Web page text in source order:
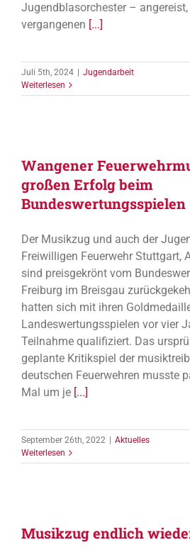
Jugendblasorchester –
vergangenen [...]
Juli 5th, 2024
Jugendarbeit
Weiterlesen
Wangener
großen Erfolg beim
Bundeswertungsspielen
Der Musikzug und auch der
Freiwilligen Feuerwehr Stuttgart,
sind preisgekrönt vom
Freiburg im Breisgau
hatten sich mit ihren
Landeswertungsspielen vor vier
Teilnahme qualifiziert. Das
geplante Kritikspiel der
deutschen Feuerwehren musste
Mal um je [...]
September 26th, 2022
Aktuelles
Weiterlesen
Musikzug endlich